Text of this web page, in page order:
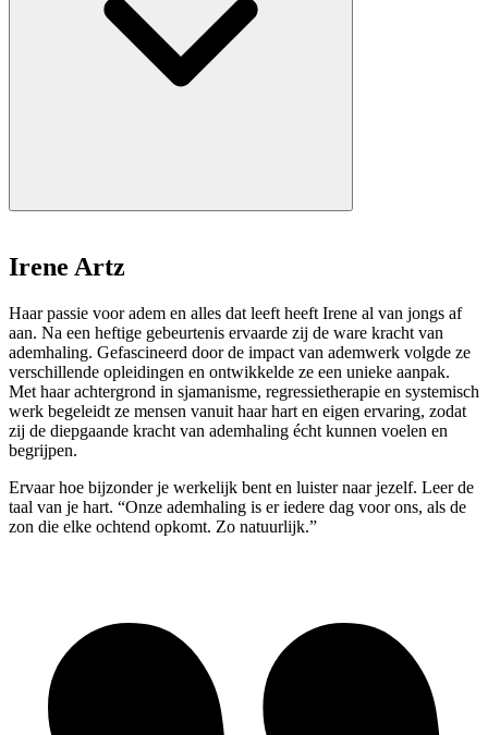
Irene Artz
Haar passie voor adem en alles dat leeft heeft Irene al van jongs af
aan. Na een heftige gebeurtenis ervaarde zij de ware kracht van
ademhaling. Gefascineerd door de impact van ademwerk volgde ze
verschillende opleidingen en ontwikkelde ze een unieke aanpak.
Met haar achtergrond in sjamanisme, regressietherapie en systemisch
werk begeleidt ze mensen vanuit haar hart en eigen ervaring, zodat
zij de diepgaande kracht van ademhaling écht kunnen voelen en
begrijpen.
Ervaar hoe bijzonder je werkelijk bent en luister naar jezelf. Leer de
taal van je hart. “Onze ademhaling is er iedere dag voor ons, als de
zon die elke ochtend opkomt. Zo natuurlijk.”